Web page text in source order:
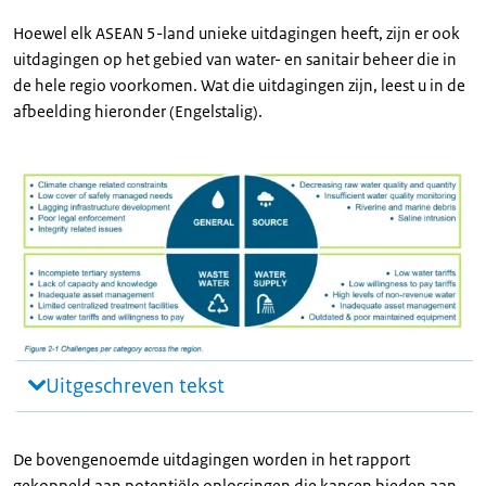
Hoewel elk ASEAN 5-land unieke uitdagingen heeft, zijn er ook
uitdagingen op het gebied van water- en sanitair beheer die in
de hele regio voorkomen. Wat die uitdagingen zijn, leest u in de
afbeelding hieronder (Engelstalig).
Uitgeschreven tekst
De bovengenoemde uitdagingen worden in het rapport